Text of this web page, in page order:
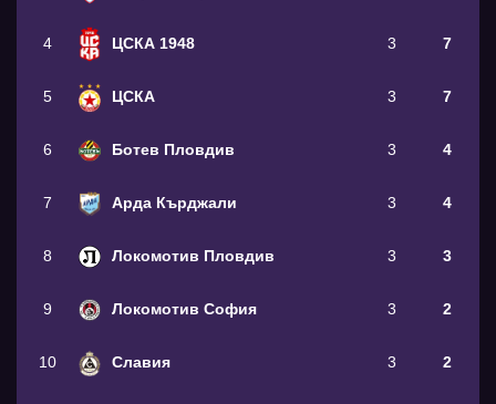
4 ЦСКА 1948 3 7
5 ЦСКА 3 7
6 Ботев Пловдив 3 4
7 Арда Кърджали 3 4
8 Локомотив Пловдив 3 3
9 Локомотив София 3 2
10 Славия 3 2